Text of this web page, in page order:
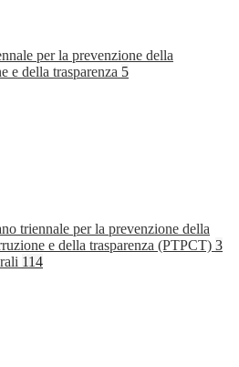
per la prevenzione della
e della trasparenza 5
triennale per la prevenzione della
e della trasparenza (PTPCT) 3
114